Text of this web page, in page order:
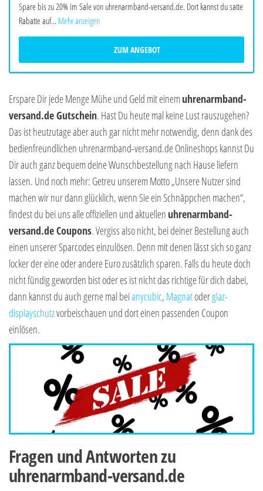
Spare bis zu 20% im Sale von uhrenarmband-versand.de. Dort kannst du satte
Rabatte auf... Mehr anzeigen
ZUM ANGEBOT
Erspare Dir jede Menge Mühe und Geld mit einemuhrenarmband-
versand.de Gutschein. Hast Du heute mal keine Lust rauszugehen?
Das ist heutzutage aber auch gar nicht mehr notwendig, denn dank des
bedienfreundlichen uhrenarmband-versand.de Onlineshops kannst Du
Dir auch ganz bequem deine Wunschbestellung nach Hause liefern
lassen. Und noch mehr: Getreu unserem Motto „Unsere Nutzer sind
machen wir nur dann glücklich, wenn Sie ein Schnäppchen machen“,
findest du bei uns alle offiziellen und aktuellen uhrenarmband-
versand.de Coupons. Vergiss also nicht, bei deiner Bestellung auch
einen unserer Sparcodes einzulösen. Denn mit denen lässt sich so ganz
locker der eine oder andere Euro zusätzlich sparen. Falls du heute doch
nicht fündig geworden bist oder es ist nicht das richtige für dich dabei,
dann kannst du auch gerne mal beianycubic, Magnatoderglaz-
displayschutzvorbeischauen und dort einen passenden Coupon
einlösen.
Fragen und Antworten zu
uhrenarmband-versand.de